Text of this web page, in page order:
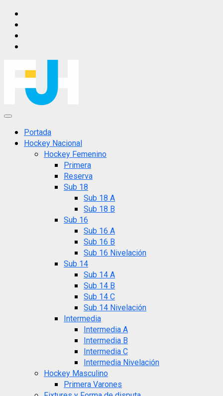
Saltar
contenido
Menú
principalPortada
Hockey Nacional
Hockey Femenino
Primera
Reserva
Sub 18
Sub 18 A
Sub 18 B
Sub 16
Sub 16 A
Sub 16 B
Sub 16 Nivelación
Sub 14
Sub 14 A
Sub 14 B
Sub 14 C
Sub 14 Nivelación
Intermedia
Intermedia A
Intermedia B
Intermedia C
Intermedia Nivelación
Hockey Masculino
Primera Varones